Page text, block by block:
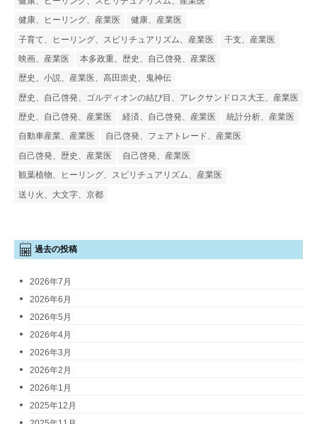
健康、ヒーリング、産業医
健康、産業医
子育て、ヒーリング、スピリチュアリズム、産業医
干支、産業医
映画、産業医
本多政重、歴史、自己啓発、産業医
歴史、小説、産業医、高田崇史、鬼神伝
歴史、自己啓発、ゴルディオンの結び目、アレクサンドロス大王、産業医
歴史、自己啓発、産業医
経済、自己啓発、産業医
統計分析、産業医
自動車産業、産業医
自己啓発、フェアトレード、産業医
自己啓発、歴史、産業医
自己啓発、産業医
観葉植物、ヒーリング、スピリチュアリズム、産業医
送り火、大文字、京都
過去の投稿
2026年7月
2026年6月
2026年5月
2026年4月
2026年3月
2026年2月
2026年1月
2025年12月